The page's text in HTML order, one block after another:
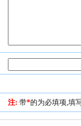
注: 带*的为必填项,填